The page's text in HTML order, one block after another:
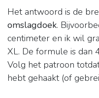
Het antwoord is de
omslagdoek.
centimeter en ik wil
XL. De formule is dan
Volg het patroon
hebt gehaakt (of